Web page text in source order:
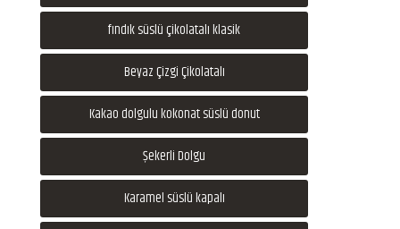
fındık süslü çikolatalı klasik
Beyaz Çizgi Çikolatalı
Kakao dolgulu kokonat süslü donut
Şekerli Dolgu
Karamel süslü kapalı